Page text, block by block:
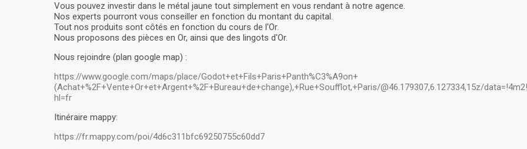
Vous pouvez investir dans le métal jaune tout simplement en vous rendant à notre agence.
Nos experts pourront vous conseiller en fonction du montant du capital.
Tout nos produits sont côtés en fonction du cours de l'Or.
Nous proposons des pièces en Or, ainsi que des lingots d'Or.
Nous rejoindre (plan google map) :
https://www.google.com/maps/place/Godot+et+Fils+Paris+Panth%C3%A9on+
(Achat+%2F+Vente+Or+et+Argent+%2F+Bureau+de+change),+Rue+Soufflot,+Paris/@46.179307,6.127334,15z/
hl=fr
Itinéraire mappy:
https://fr.mappy.com/poi/4d6c311bfc69250755c60dd7